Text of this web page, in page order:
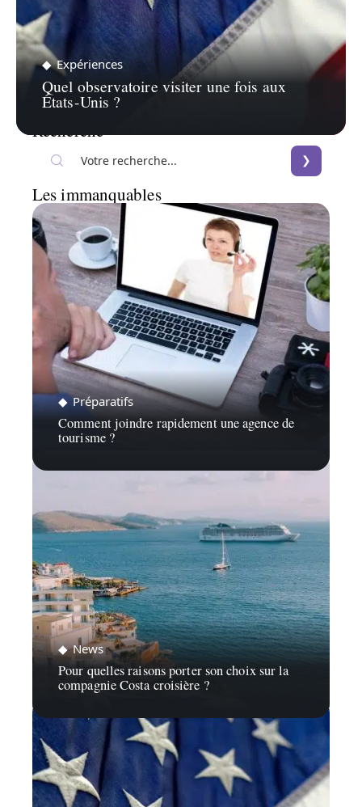
Expériences
Quel observatoire visiter une fois aux
États-Unis ?
Recherche
Les immanquables
Préparatifs
Comment joindre rapidement une agence de
tourisme ?
News
Pour quelles raisons porter son choix sur la
compagnie Costa croisière ?